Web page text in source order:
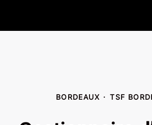
BORDEAUX · TSF